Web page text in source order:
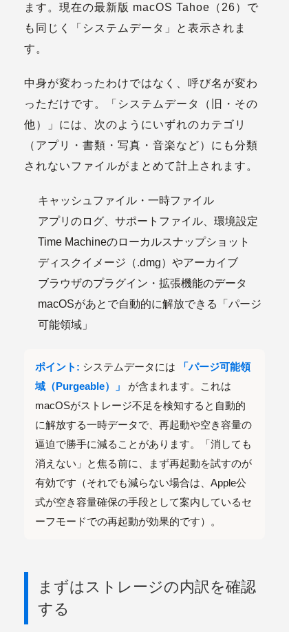
ます。現在の最新版 macOS Tahoe（26）で
も同じく「システムデータ」
と表示されま
す。
中身が変わったわけではなく、 呼び名が変わ
っただけです。「システムデータ（旧・その
他）」には、次のように いずれのカテゴリ
（アプリ・書類・写真・音楽など）にも分類
されないファイルがまとめて計上されます。
キャッシュファイル・一時ファイル
アプリのログ、サポートファイル、環境設定
Time Machineのローカルスナップショット
ディスクイメージ（.dmg）やアーカイブ
ブラウザのプラグイン・拡張機能のデータ
macOSがあとで自動的に解放できる「パージ
可能領域」
ポイント: システムデータには
「パージ可能領
域（Purgeable）」
が含まれます。これは
macOSがストレージ不足を検知すると自動的
に解放する一時データで、 再起動や空き容量の
逼迫で勝手に減ることがあります。「消しても
消えない」と焦る前に、まず再起動を試すのが
有効です（それでも減らない場合は、Apple公
式が空き容量確保の手段として案内しているセ
ーフモードでの再起動が効果的です）。
まずはストレージの内訳を確認
する